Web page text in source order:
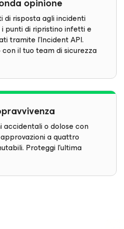
opinione
di risposta agli incidenti
punti di ripristino infetti e
tramite l'Incident API.
il tuo team di sicurezza
accidentali o dolose con
a quattro
Proteggi l'ultima